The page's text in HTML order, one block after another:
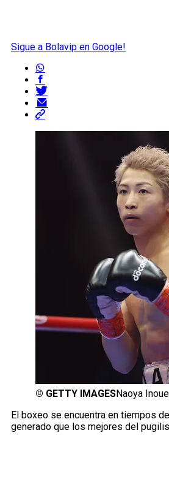
Sigue a Bolavip en Google!
© GETTY IMAGESNaoya
El boxeo se encuentra en tiempos
generado que los mejores del